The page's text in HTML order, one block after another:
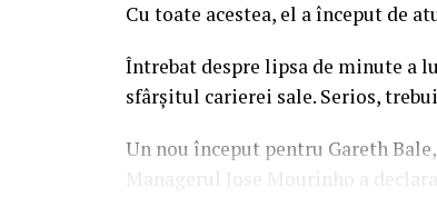
Cu toate acestea, el a început de
Întrebat despre lipsa de minute a
sfârșitul carierei sale. Serios,
Un nou început pentru Gareth
Managerul Jose Mourinho a